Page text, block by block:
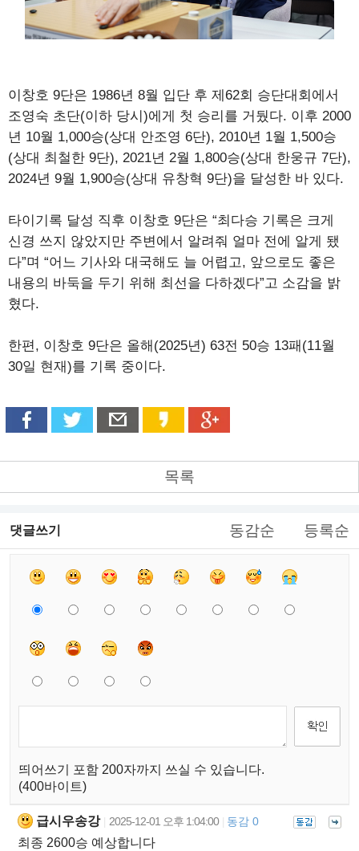
이창호 9단은 1986년 8월 입단 후 제62회 승단대회에서
조영숙 초단(이하 당시)에게 첫 승리를 거뒀다. 이후 2000
년 10월 1,000승(상대 안조영 6단), 2010년 1월 1,500승
(상대 최철한 9단), 2021년 2월 1,800승(상대 한웅규 7단),
2024년 9월 1,900승(상대 유창혁 9단)을 달성한 바 있다.
타이기록 달성 직후 이창호 9단은 “최다승 기록은 크게
신경 쓰지 않았지만 주변에서 알려줘 얼마 전에 알게 됐
다”며 “어느 기사와 대국해도 늘 어렵고, 앞으로도 좋은
내용의 바둑을 두기 위해 최선을 다하겠다”고 소감을 밝
혔다.
한편, 이창호 9단은 올해(2025년) 63전 50승 13패(11월
30일 현재)를 기록 중이다.
목록
댓글쓰기 동감순 등록순
띄어쓰기 포함 200자까지 쓰실 수 있습니다.
(400바이트)
급시우송강 2025-12-01 오후 1:04:00 동감 0
최종 2600승 예상합니다